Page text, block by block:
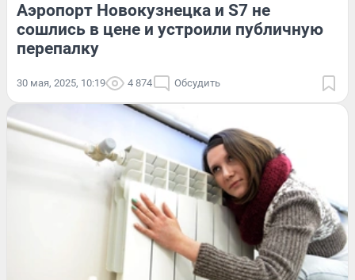
Аэропорт Новокузнецка и S7 не
сошлись в цене и устроили публичную
перепалку
30 мая, 2025, 10:19 4 874 Обсудить